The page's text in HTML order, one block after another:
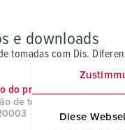
Diese
e downloads
tomadas com Dis.
do produto
de tomadas com Dis.